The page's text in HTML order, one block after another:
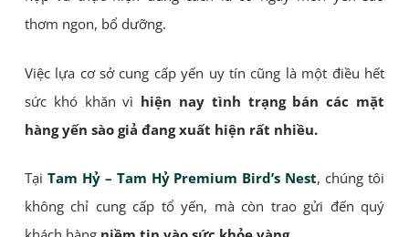
thơm ngon, bổ dưỡng.
Việc lựa cơ sở cung cấp yến uy tín cũng là một điều hết
sức khó khăn vì hiện nay tình trạng bán các mặt
hàng yến sào giả đang xuất hiện rất nhiều.
Tại Tam Hỷ – Tam Hỷ Premium Bird’s Nest, chúng tôi
không chỉ cung cấp tổ yến, mà còn trao gửi đến quý